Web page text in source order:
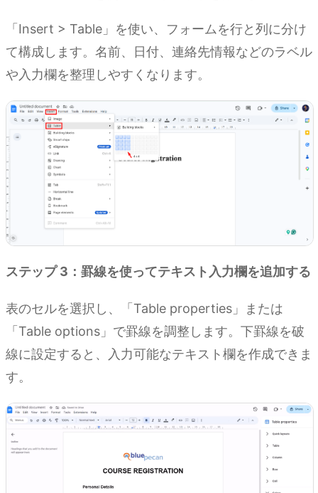
「Insert > Table」を使い、フォームを行と列に分け
て構成します。名前、日付、連絡先情報などのラベル
や入力欄を整理しやすくなります。
ステップ 3：罫線を使ってテキスト入力欄を追加する
表のセルを選択し、「Table properties」または
「Table options」で罫線を調整します。下罫線を破
線に設定すると、入力可能なテキスト欄を作成できま
す。